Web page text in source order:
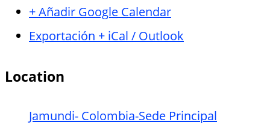
+ Añadir Google Calendar
Exportación + iCal / Outlook
Location
Jamundi- Colombia-Sede Principal